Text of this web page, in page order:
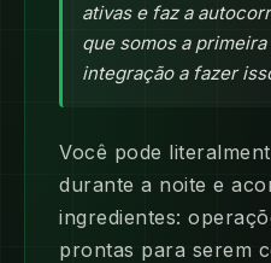
ativas e faz a
que somos a
integração a fazer
Você pode
durante a noite e
ingredientes:
prontas para serem